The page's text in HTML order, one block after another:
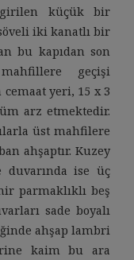
girilen küçük bir
iki kanatlı bir
bu kapıdan son
geçişi
yeri, 15 x 3
arz etmektedir.
üst mahfilere
ahşaptır. Kuzey
duvarında ise üç
parmaklıklı beş
sade boyalı
ahşap lambri
kaim bu ara